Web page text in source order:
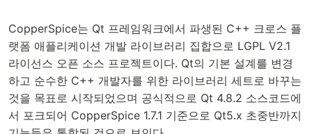
CopperSpice는 Qt 프레임워크에서 파생된 C++ 크로스 플
랫폼 애플리케이션 개발 라이브러리 집합으로 LGPL V2.1
라이선스 오픈 소스 프로젝트이다. Qt의 기본 설계를 변경
하고 순수한 C++ 개발자를 위한 라이브러리 세트로 바꾸는
것을 목표로 시작되었으며 공식적으로 Qt 4.8.2 소스코드에
서 포크되어 CopperSpice 1.7.1 기준으로 Qt5.x 초중반까지